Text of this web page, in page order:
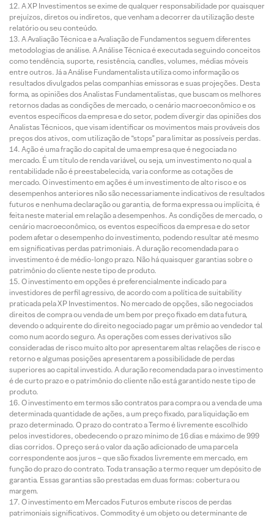
A XP Investimentos se exime de qualquer responsabilidade por quaisquer
prejuízos, diretos ou indiretos, que venham a decorrer da utilização deste
relatório ou seu conteúdo.
A Avaliação Técnica e a Avaliação de Fundamentos seguem diferentes
metodologias de análise. A Análise Técnica é executada seguindo conceitos
como tendência, suporte, resistência, candles, volumes, médias móveis
entre outros. Já a Análise Fundamentalista utiliza como informação os
resultados divulgados pelas companhias emissoras e suas projeções. Desta
forma, as opiniões dos Analistas Fundamentalistas, que buscam os melhores
retornos dadas as condições de mercado, o cenário macroeconômico e os
eventos específicos da empresa e do setor, podem divergir das opiniões dos
Analistas Técnicos, que visam identificar os movimentos mais prováveis dos
preços dos ativos, com utilização de “stops” para limitar as possíveis perdas.
Ação é uma fração do capital de uma empresa que é negociada no
mercado. É um título de renda variável, ou seja, um investimento no qual a
rentabilidade não é preestabelecida, varia conforme as cotações de
mercado. O investimento em ações é um investimento de alto risco e os
desempenhos anteriores não são necessariamente indicativos de resultados
futuros e nenhuma declaração ou garantia, de forma expressa ou implícita, é
feita neste material em relação a desempenhos. As condições de mercado, o
cenário macroeconômico, os eventos específicos da empresa e do setor
podem afetar o desempenho do investimento, podendo resultar até mesmo
em significativas perdas patrimoniais. A duração recomendada para o
investimento é de médio-longo prazo. Não há quaisquer garantias sobre o
patrimônio do cliente neste tipo de produto.
O investimento em opções é preferencialmente indicado para
investidores de perfil agressivo, de acordo com a política de suitability
praticada pela XP Investimentos. No mercado de opções, são negociados
direitos de compra ou venda de um bem por preço fixado em data futura,
devendo o adquirente do direito negociado pagar um prêmio ao vendedor tal
como num acordo seguro. As operações com esses derivativos são
consideradas de risco muito alto por apresentarem altas relações de risco e
retorno e algumas posições apresentarem a possibilidade de perdas
superiores ao capital investido. A duração recomendada para o investimento
é de curto prazo e o patrimônio do cliente não está garantido neste tipo de
produto.
O investimento em termos são contratos para compra ou a venda de uma
determinada quantidade de ações, a um preço fixado, para liquidação em
prazo determinado. O prazo do contrato a Termo é livremente escolhido
pelos investidores, obedecendo o prazo mínimo de 16 dias e máximo de 999
dias corridos. O preço será o valor da ação adicionado de uma parcela
correspondente aos juros – que são fixados livremente em mercado, em
função do prazo do contrato. Toda transação a termo requer um depósito de
garantia. Essas garantias são prestadas em duas formas: cobertura ou
margem.
O investimento em Mercados Futuros embute riscos de perdas
patrimoniais significativos. Commodity é um objeto ou determinante de